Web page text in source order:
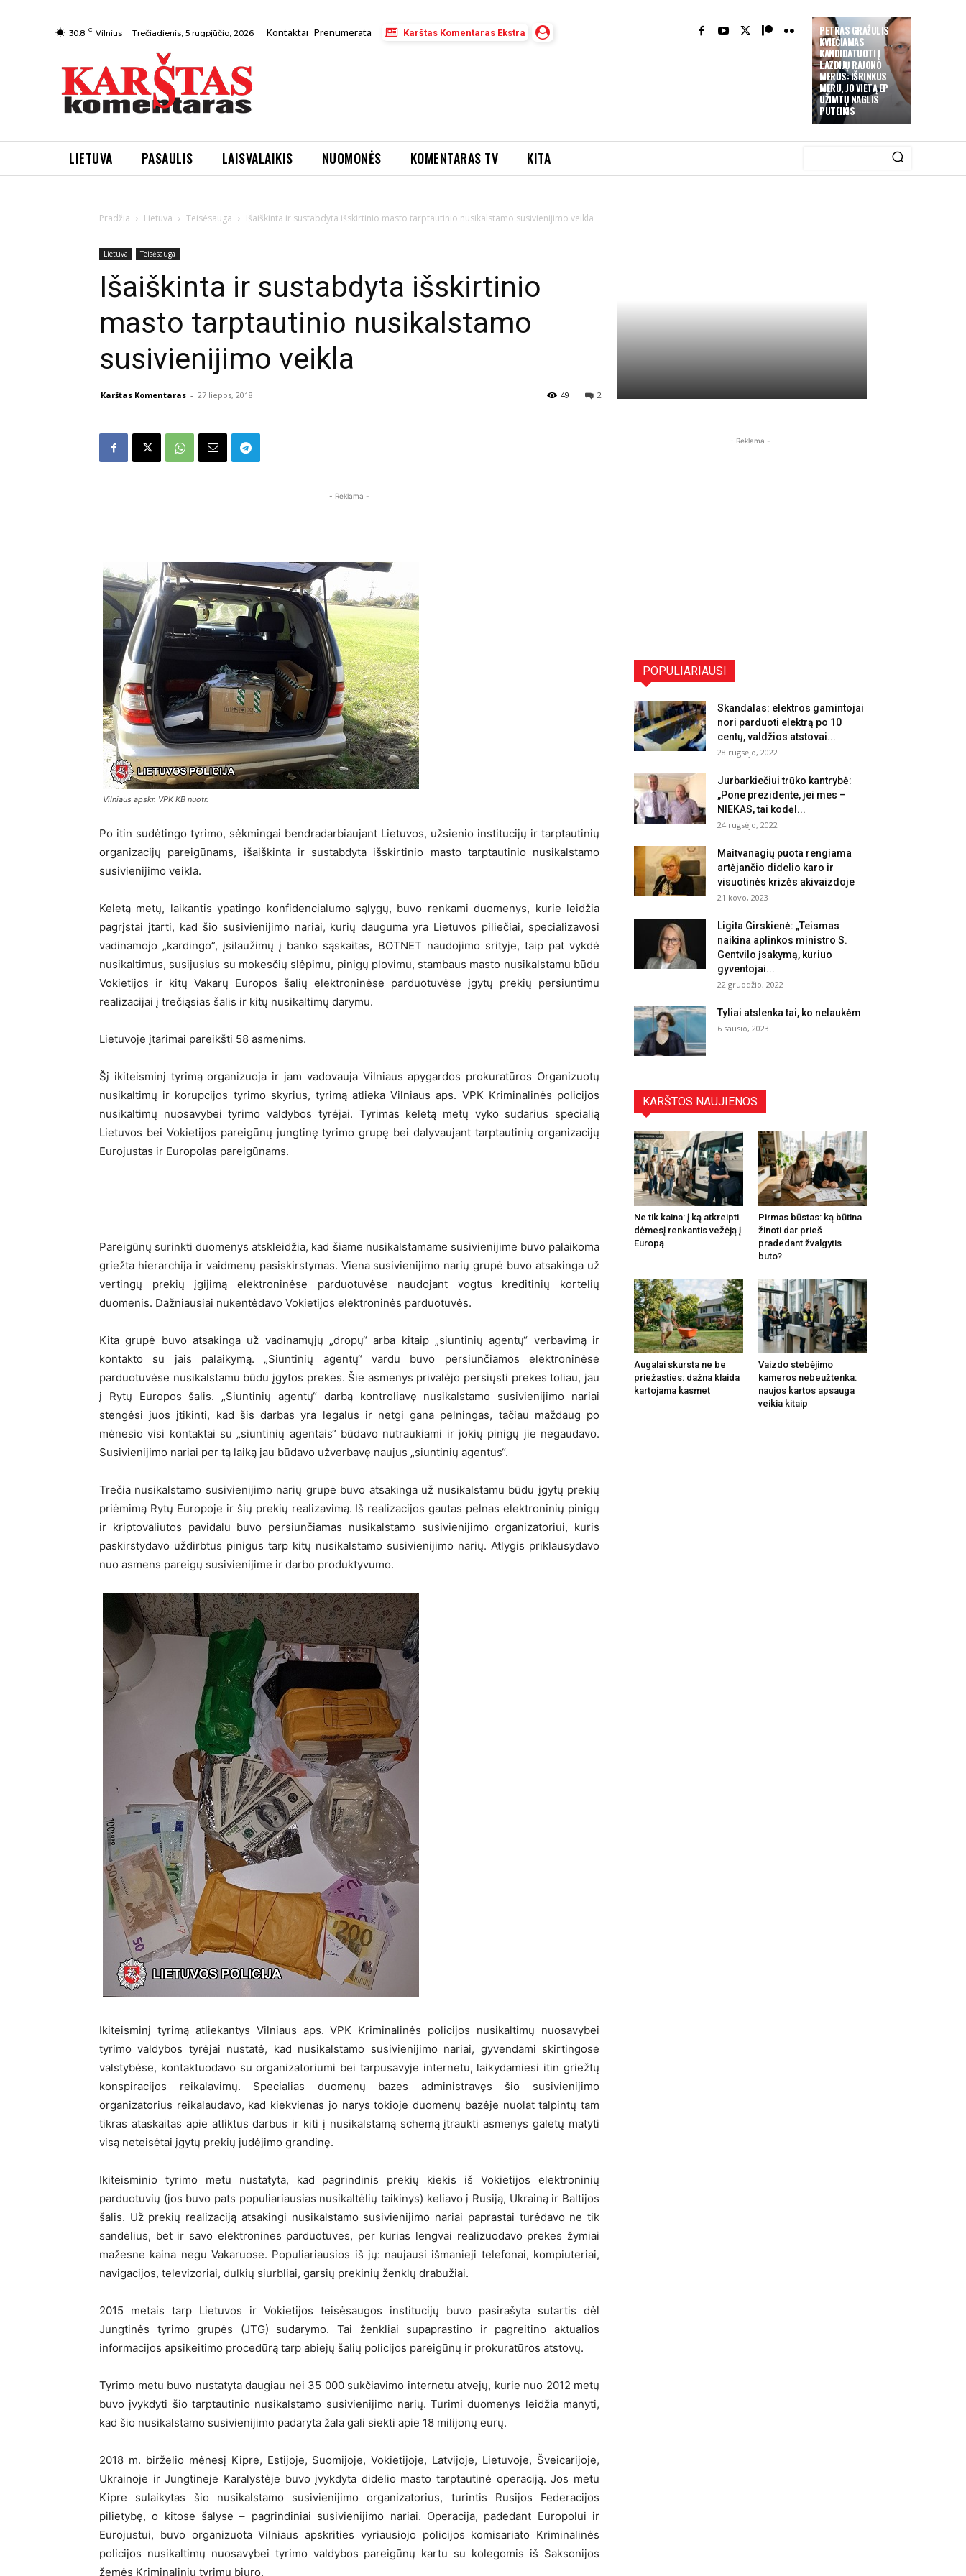
PETRAS GRAŽULIS
KVIEČIAMAS
KANDIDATUOTI Į
LAZDIJŲ RAJONO
MERUS: IŠRINKUS
MERU, JO VIETĄ EP
UŽIMTŲ NAGLIS
PUTEIKIS
30.8 C Vilnius Trečiadienis, 5 rugpjūčio, 2026 Kontaktai Prenumerata Karštas Komentaras Ekstra
LIETUVA PASAULIS LAISVALAIKIS NUOMONĖS KOMENTARAS TV KITA
Pradžia Lietuva Teisėsauga Išaiškinta ir sustabdyta išskirtinio masto tarptautinio nusikalstamo susivienijimo veikla
Lietuva Teisėsauga
Išaiškinta ir sustabdyta išskirtinio
masto tarptautinio nusikalstamo
susivienijimo veikla
Karštas Komentaras - 27 liepos, 2018 2
49
- Reklama -
Vilniaus apskr. VPK KB nuotr.
Po itin sudėtingo tyrimo, sėkmingai bendradarbiaujant Lietuvos, užsienio institucijų ir tarptautinių
organizacijų pareigūnams, išaiškinta ir sustabdyta išskirtinio masto tarptautinio nusikalstamo
susivienijimo veikla.
Keletą metų, laikantis ypatingo konfidencialumo sąlygų, buvo renkami duomenys, kurie leidžia
pagrįstai įtarti, kad šio susivienijimo nariai, kurių dauguma yra Lietuvos piliečiai, specializavosi
vadinamojo „kardingo”, įsilaužimų į banko sąskaitas, BOTNET naudojimo srityje, taip pat vykdė
nusikaltimus, susijusius su mokesčių slėpimu, pinigų plovimu, stambaus masto nusikalstamu būdu
Vokietijos ir kitų Vakarų Europos šalių elektroninėse parduotuvėse įgytų prekių persiuntimu
realizacijai į trečiąsias šalis ir kitų nusikaltimų darymu.
Lietuvoje įtarimai pareikšti 58 asmenims.
Šį ikiteisminį tyrimą organizuoja ir jam vadovauja Vilniaus apygardos prokuratūros Organizuotų
nusikaltimų ir korupcijos tyrimo skyrius, tyrimą atlieka Vilniaus aps. VPK Kriminalinės policijos
nusikaltimų nuosavybei tyrimo valdybos tyrėjai. Tyrimas keletą metų vyko sudarius specialią
Lietuvos bei Vokietijos pareigūnų jungtinę tyrimo grupę bei dalyvaujant tarptautinių organizacijų
Eurojustas ir Europolas pareigūnams.
Pareigūnų surinkti duomenys atskleidžia, kad šiame nusikalstamame susivienijime buvo palaikoma
griežta hierarchija ir vaidmenų pasiskirstymas. Viena susivienijimo narių grupė buvo atsakinga už
vertingų prekių įgijimą elektroninėse parduotuvėse naudojant vogtus kreditinių kortelių
duomenis. Dažniausiai nukentėdavo Vokietijos elektroninės parduotuvės.
Kita grupė buvo atsakinga už vadinamųjų „dropų“ arba kitaip „siuntinių agentų“ verbavimą ir
kontakto su jais palaikymą. „Siuntinių agentų“ vardu buvo persiunčiamos elektroninėse
parduotuvėse nusikalstamu būdu įgytos prekės. Šie asmenys privalėjo persiųsti prekes toliau, jau
į Rytų Europos šalis. „Siuntinių agentų“ darbą kontroliavę nusikalstamo susivienijimo nariai
stengėsi juos įtikinti, kad šis darbas yra legalus ir netgi gana pelningas, tačiau maždaug po
mėnesio visi kontaktai su „siuntinių agentais“ būdavo nutraukiami ir jokių pinigų jie negaudavo.
Susivienijimo nariai per tą laiką jau būdavo užverbavę naujus „siuntinių agentus“.
Trečia nusikalstamo susivienijimo narių grupė buvo atsakinga už nusikalstamu būdu įgytų prekių
priėmimą Rytų Europoje ir šių prekių realizavimą. Iš realizacijos gautas pelnas elektroninių pinigų
ir kriptovaliutos pavidalu buvo persiunčiamas nusikalstamo susivienijimo organizatoriui, kuris
paskirstydavo uždirbtus pinigus tarp kitų nusikalstamo susivienijimo narių. Atlygis priklausydavo
nuo asmens pareigų susivienijime ir darbo produktyvumo.
Ikiteisminį tyrimą atliekantys Vilniaus aps. VPK Kriminalinės policijos nusikaltimų nuosavybei
tyrimo valdybos tyrėjai nustatė, kad nusikalstamo susivienijimo nariai, gyvendami skirtingose
valstybėse, kontaktuodavo su organizatoriumi bei tarpusavyje internetu, laikydamiesi itin griežtų
konspiracijos reikalavimų. Specialias duomenų bazes administravęs šio susivienijimo
organizatorius reikalaudavo, kad kiekvienas jo narys tokioje duomenų bazėje nuolat talpintų tam
tikras ataskaitas apie atliktus darbus ir kiti į nusikalstamą schemą įtraukti asmenys galėtų matyti
visą neteisėtai įgytų prekių judėjimo grandinę.
Ikiteisminio tyrimo metu nustatyta, kad pagrindinis prekių kiekis iš Vokietijos elektroninių
parduotuvių (jos buvo pats populiariausias nusikaltėlių taikinys) keliavo į Rusiją, Ukrainą ir Baltijos
šalis. Už prekių realizaciją atsakingi nusikalstamo susivienijimo nariai paprastai turėdavo ne tik
sandėlius, bet ir savo elektronines parduotuves, per kurias lengvai realizuodavo prekes žymiai
mažesne kaina negu Vakaruose. Populiariausios iš jų: naujausi išmanieji telefonai, kompiuteriai,
navigacijos, televizoriai, dulkių siurbliai, garsių prekinių ženklų drabužiai.
2015 metais tarp Lietuvos ir Vokietijos teisėsaugos institucijų buvo pasirašyta sutartis dėl
Jungtinės tyrimo grupės (JTG) sudarymo. Tai ženkliai supaprastino ir pagreitino aktualios
informacijos apsikeitimo procedūrą tarp abiejų šalių policijos pareigūnų ir prokuratūros atstovų.
Tyrimo metu buvo nustatyta daugiau nei 35 000 sukčiavimo internetu atvejų, kurie nuo 2012 metų
buvo įvykdyti šio tarptautinio nusikalstamo susivienijimo narių. Turimi duomenys leidžia manyti,
kad šio nusikalstamo susivienijimo padaryta žala gali siekti apie 18 milijonų eurų.
2018 m. birželio mėnesį Kipre, Estijoje, Suomijoje, Vokietijoje, Latvijoje, Lietuvoje, Šveicarijoje,
Ukrainoje ir Jungtinėje Karalystėje buvo įvykdyta didelio masto tarptautinė operaciją. Jos metu
Kipre sulaikytas šio nusikalstamo susivienijimo organizatorius, turintis Rusijos Federacijos
pilietybę, o kitose šalyse – pagrindiniai susivienijimo nariai. Operacija, padedant Europolui ir
Eurojustui, buvo organizuota Vilniaus apskrities vyriausiojo policijos komisariato Kriminalinės
policijos nusikaltimų nuosavybei tyrimo valdybos pareigūnų kartu su kolegomis iš Saksonijos
žemės Kriminalinių tyrimų biuro.
- Reklama -
POPULIARIAUSI
Skandalas: elektros gamintojai
nori parduoti elektrą po 10
centų, valdžios atstovai...
28 rugsėjo, 2022
Jurbarkiečiui trūko kantrybė:
„Pone prezidente, jei mes –
NIEKAS, tai kodėl...
24 rugsėjo, 2022
Maitvanagių puota rengiama
artėjančio didelio karo ir
visuotinės krizės akivaizdoje
21 kovo, 2023
Ligita Girskienė: „Teismas
naikina aplinkos ministro S.
Gentvilo įsakymą, kuriuo
gyventojai...
22 gruodžio, 2022
Tyliai atslenka tai, ko nelaukėm
6 sausio, 2023
KARŠTOS NAUJIENOS
Ne tik kaina: į ką atkreipti
dėmesį renkantis vežėją į
Europą
Pirmas būstas: ką būtina
žinoti dar prieš
pradedant žvalgytis
buto?
Augalai skursta ne be
priežasties: dažna klaida
kartojama kasmet
Vaizdo stebėjimo
kameros nebeužtenka:
naujos kartos apsauga
veikia kitaip